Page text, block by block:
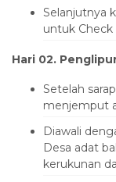
Selanjutnya
untuk Check
Hari 02.
Setelah
menjemput
Diawali
Desa adat
kerukunan